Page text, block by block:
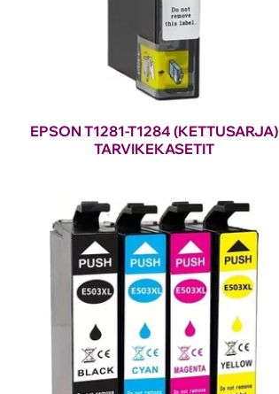
EPSON T1281-T1284 (KETTUSARJA)
TARVIKEKASETIT